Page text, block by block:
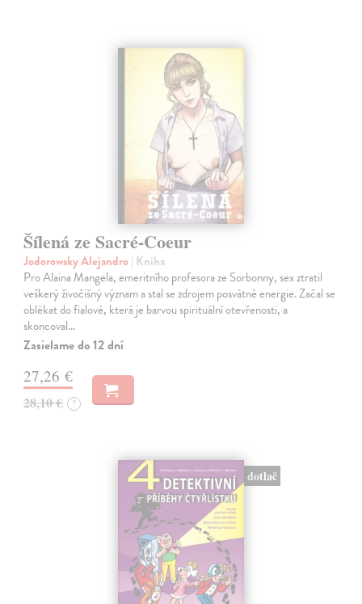
Šílená ze Sacré-Coeur
Jodorowsky Alejandro| Kniha
Pro Alaina Mangela, emeritního profesora ze Sorbonny, sex ztratil
veškerý živočišný význam a stal se zdrojem posvátné energie. Začal se
oblékat do fialové, která je barvou spirituální otevřenosti, a
skoncoval…
Zasielame do 12 dní
27,26 €
28,10 € ?
dotlač